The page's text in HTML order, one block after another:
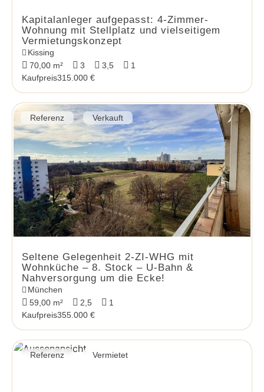
Kapitalanleger aufgepasst: 4-Zimmer-
Wohnung mit Stellplatz und vielseitigem
Vermietungskonzept
Kissing
70,00 m²
3 3,5
1
Kaufpreis315.000 €
Referenz Verkauft
Seltene Gelegenheit 2-ZI-WHG mit
Wohnküche – 8. Stock – U-Bahn &
Nahversorgung um die Ecke!
München
59,00 m²
2,5
1
Kaufpreis355.000 €
Referenz Vermietet